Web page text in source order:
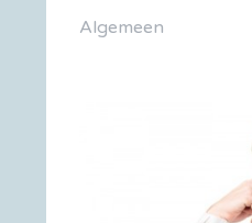
Algemeen